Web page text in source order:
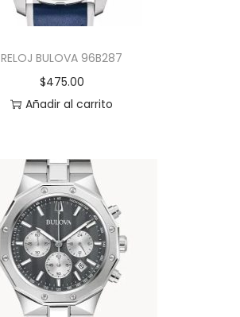
RELOJ BULOVA 96B287
$475.00
Añadir al carrito